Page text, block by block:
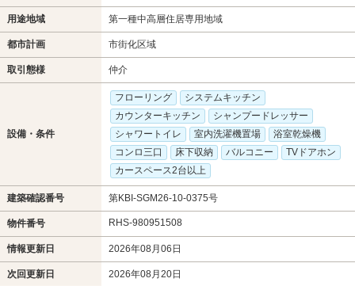
用途地域 第一種中高層住居専用地域
都市計画 市街化区域
取引態様 仲介
設備・条件
フローリング
システムキッチン
カウンターキッチン
シャンプードレッサー
シャワートイレ
室内洗濯機置場
浴室乾燥機
コンロ三口
床下収納 バルコニー
TVドアホン
カースペース2台以上
建築確認番号 第KBI-SGM26-10-0375号
物件番号 RHS-980951508
情報更新日 2026年08月06日
次回更新日 2026年08月20日